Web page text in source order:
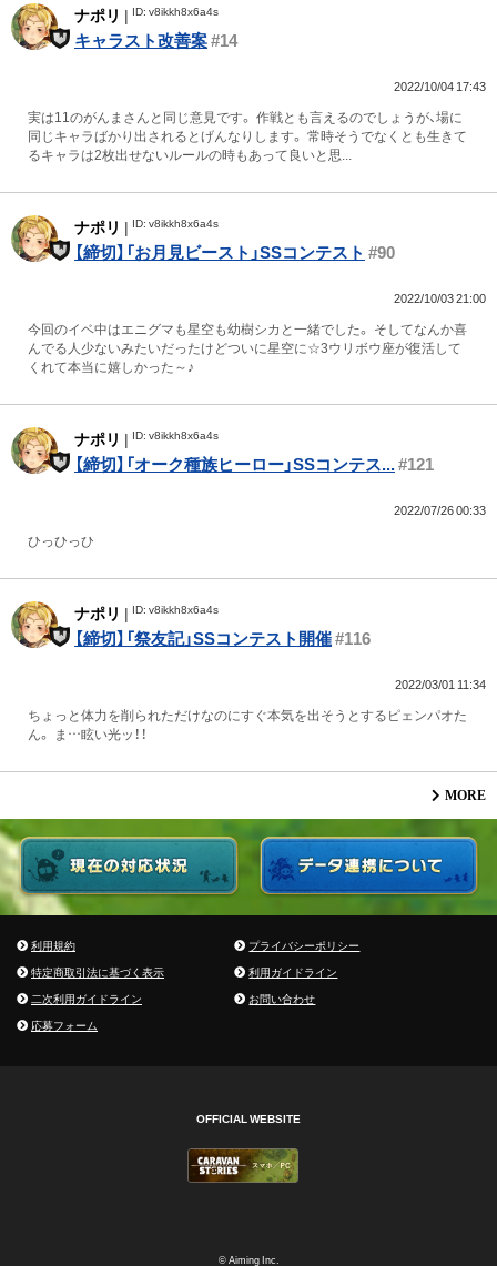
ナポリ | ID: v8ikkh8x6a4s
キャラスト改善案#14
2022/10/04 17:43
実は11のがんまさんと同じ意見です。 作戦とも言えるのでしょうが、場に
同じキャラばかり出されるとげんなりします。 常時そうでなくとも生きて
るキャラは2枚出せないルールの時もあって良いと思...
ナポリ | ID: v8ikkh8x6a4s
【締切】「お月見ビースト」SSコンテスト #90
2022/10/03 21:00
今回のイベ中はエニグマも星空も幼樹シカと一緒でした。 そしてなんか喜
んでる人少ないみたいだったけどついに星空に☆3ウリボウ座が復活して
くれて本当に嬉しかった～♪
ナポリ | ID: v8ikkh8x6a4s
【締切】「オーク種族ヒーロー」SSコンテス...#121
2022/07/26 00:33
ひっひっひ
ナポリ | ID: v8ikkh8x6a4s
【締切】「祭友記」SSコンテスト開催#116
2022/03/01 11:34
ちょっと体力を削られただけなのにすぐ本気を出そうとするピェンパオた
ん。 ま…眩い光ッ！！
MORE
利用規約
プライバシーポリシー
特定商取引法に基づく表示
利用ガイドライン
二次利用ガイドライン
お問い合わせ
応募フォーム
OFFICIAL WEBSITE
© Aiming Inc.